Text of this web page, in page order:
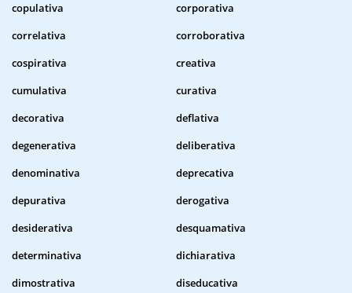
copulativa
corporativa
correlativa
corroborativa
cospirativa
creativa
cumulativa
curativa
decorativa
deflativa
degenerativa
deliberativa
denominativa
deprecativa
depurativa
derogativa
desiderativa
desquamativa
determinativa
dichiarativa
dimostrativa
diseducativa